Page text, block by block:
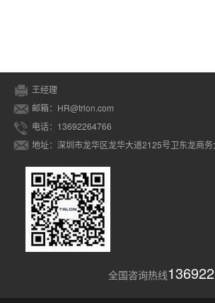
王经理
邮箱：HR@trlon.com
电话：13692264766
地址：深圳市龙华区龙华大道2125号卫东龙商
全国咨询热线